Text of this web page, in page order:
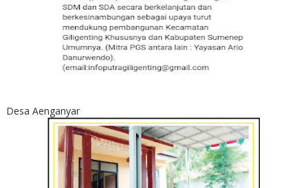
Desa Aenganyar